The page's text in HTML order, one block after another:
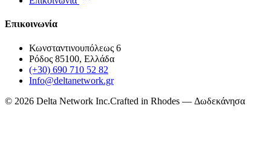
Επικοινωνία
Κωνσταντινουπόλεως 6
Ρόδος 85100, Ελλάδα
(+30) 690 710 52 82
Info@deltanetwork.gr
© 2026 Delta Network Inc.Crafted in Rhodes — Δωδεκάνησα